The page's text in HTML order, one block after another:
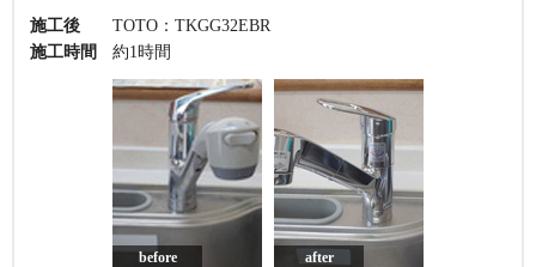
施工後
TOTO：TKGG32EBR
施工時間
約1時間
before after